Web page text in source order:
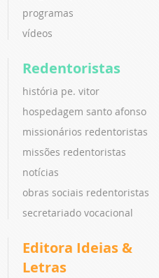
programas
vídeos
Redentoristas
história pe. vitor
hospedagem santo afonso
missionários redentoristas
missões redentoristas
notícias
obras sociais redentoristas
secretariado vocacional
Editora Ideias &
Letras